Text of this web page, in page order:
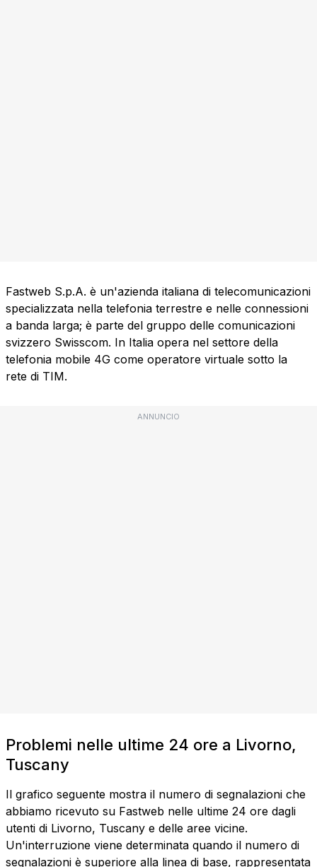
Fastweb S.p.A. è un'azienda italiana di telecomunicazioni
specializzata nella telefonia terrestre e nelle connessioni
a banda larga; è parte del gruppo delle comunicazioni
svizzero Swisscom. In Italia opera nel settore della
telefonia mobile 4G come operatore virtuale sotto la
rete di TIM.
ANNUNCIO
Problemi nelle ultime 24 ore a Livorno,
Tuscany
Il grafico seguente mostra il numero di segnalazioni che
abbiamo ricevuto su Fastweb nelle ultime 24 ore dagli
utenti di Livorno, Tuscany e delle aree vicine.
Un'interruzione viene determinata quando il numero di
segnalazioni è superiore alla linea di base, rappresentata